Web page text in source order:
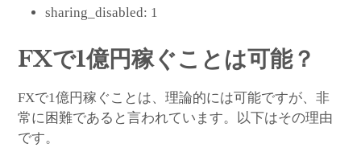
sharing_disabled: 1
FXで1億円稼ぐことは可能？
FXで1億円稼ぐことは、理論的には可能ですが、非
常に困難であると言われています。以下はその理由
です。